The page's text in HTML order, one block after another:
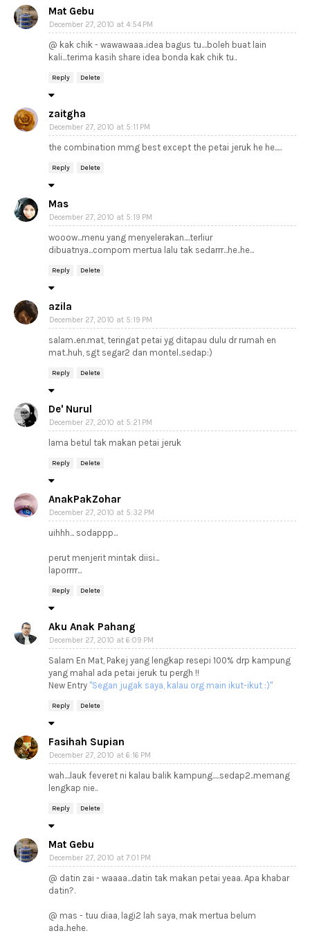
Mat Gebu
December 27, 2010 at 4:54 PM
@ kak chik - wawawaaa..idea bagus tu....boleh buat lain
kali...terima kasih share idea bonda kak chik tu..
Reply Delete
zaitgha
December 27, 2010 at 5:11 PM
the combination mmg best except the petai jeruk he he.....
Reply Delete
Mas
December 27, 2010 at 5:19 PM
wooow...menu yang menyelerakan....terliur
dibuatnya...compom mertua lalu tak sedarrr...he..he...
Reply Delete
azila
December 27, 2010 at 5:19 PM
salam..en.mat, teringat petai yg ditapau dulu dr rumah en
mat..huh, sgt segar2 dan montel..sedap:)
Reply Delete
De' Nurul
December 27, 2010 at 5:21 PM
lama betul tak makan petai jeruk
Reply Delete
AnakPakZohar
December 27, 2010 at 5:32 PM
uihhh... sodappp...
perut menjerit mintak diisi...
laporrrr...
Reply Delete
Aku Anak Pahang
December 27, 2010 at 6:09 PM
Salam En Mat, Pakej yang lengkap resepi 100% drp kampung
yang mahal ada petai jeruk tu pergh !!
New Entry "Segan jugak saya, kalau org main ikut-ikut :)"
Reply Delete
Fasihah Supian
December 27, 2010 at 6:16 PM
wah....lauk feveret ni kalau balik kampung.....sedap2..memang
lengkap nie..
Reply Delete
Mat Gebu
December 27, 2010 at 7:01 PM
@ datin zai - waaaa...datin tak makan petai yeaa. Apa khabar
datin?.
@ mas - tuu diaa, lagi2 lah saya, mak mertua belum
ada..hehe.